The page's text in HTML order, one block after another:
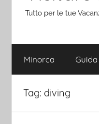
Tutto per le tue
Minorca Guida
Tag: diving